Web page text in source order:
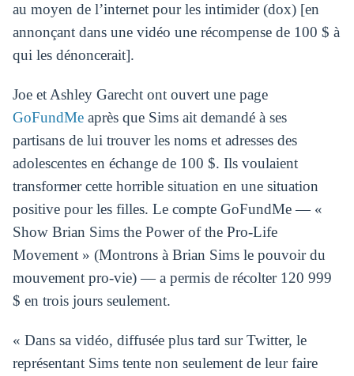
au moyen de l’internet pour les intimider (dox) [en
annonçant dans une vidéo une récompense de 100 $ à
qui les dénoncerait].
Joe et Ashley Garecht ont ouvert une page
GoFundMeaprès que Sims ait demandé à ses
partisans de lui trouver les noms et adresses des
adolescentes en échange de 100 $. Ils voulaient
transformer cette horrible situation en une situation
positive pour les filles. Le compte GoFundMe ― «
Show Brian Sims the Power of the Pro-Life
Movement » (Montrons à Brian Sims le pouvoir du
mouvement pro-vie) ― a permis de récolter 120 999
$ en trois jours seulement.
« Dans sa vidéo, diffusée plus tard sur Twitter, le
représentant Sims tente non seulement de leur faire